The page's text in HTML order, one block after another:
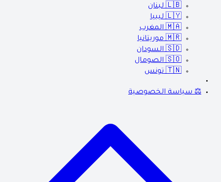
🇱🇧 لبنان
🇱🇾 ليبيا
🇲🇦 المغرب
🇲🇷 موريتانيا
🇸🇩 السودان
🇸🇴 الصومال
🇹🇳 تونس
⚖️ سياسة الخصوصية